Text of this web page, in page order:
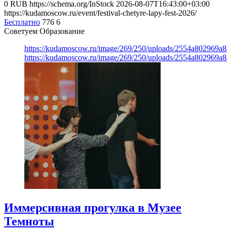
0 RUB https://schema.org/InStock 2026-08-07T16:43:00+03:00
https://kudamoscow.ru/event/festival-chetyre-lapy-fest-2026/
Бесплатно 776 6
Советуем Образование
https://kudamoscow.ru/image/269/250/uploads/
https://kudamoscow.ru/image/269/250/uploads/
Иммерсивная прогулка в Музее
Темноты